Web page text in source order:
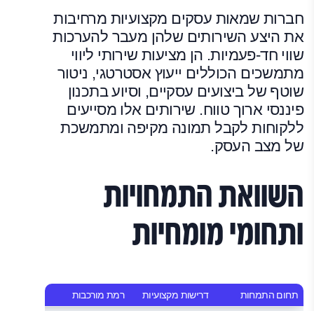
חברות שמאות עסקים מקצועיות מרחיבות
את היצע השירותים שלהן מעבר להערכות
שווי חד-פעמיות. הן מציעות שירותי ליווי
מתמשכים הכוללים ייעוץ אסטרטגי, ניטור
שוטף של ביצועים עסקיים, וסיוע בתכנון
פיננסי ארוך טווח. שירותים אלו מסייעים
ללקוחות לקבל תמונה מקיפה ומתמשכת
של מצב העסק.
השוואת התמחויות
ותחומי מומחיות
תחום התמחות דרישות מקצועיות רמת מורכבות